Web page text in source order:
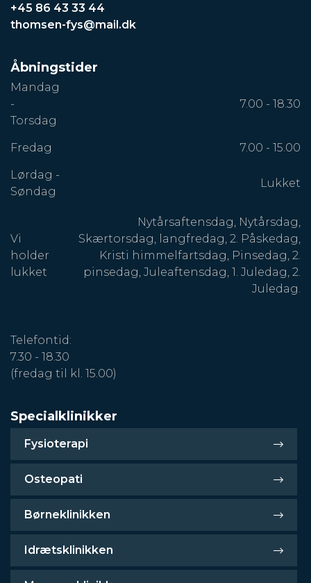
+45 86 43 33 44
thomsen-fys@mail.dk
Åbningstider
Mandag
-
Torsdag
7.00 - 18.30
Fredag 7.00 - 15.00
Lørdag -
Søndag
Lukket
Vi
holder
lukket
Nytårsaftensdag, Nytårsdag,
Skærtorsdag, langfredag, 2. Påskedag,
Kristi himmelfartsdag, Pinsedag, 2.
pinsedag, Juleaftensdag, 1. Juledag, 2.
Juledag.
Telefontid:
7.30 - 18.30
(fredag til kl. 15.00)
Specialklinikker
Fysioterapi
Osteopati
Børneklinikken
Idrætsklinikken